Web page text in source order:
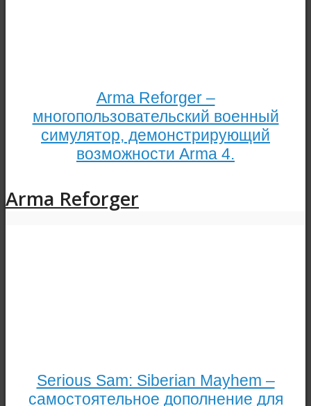
Arma Reforger –
многопользовательский военный
симулятор, демонстрирующий
возможности Arma 4.
Arma Reforger
Serious Sam: Siberian Mayhem –
самостоятельное дополнение для